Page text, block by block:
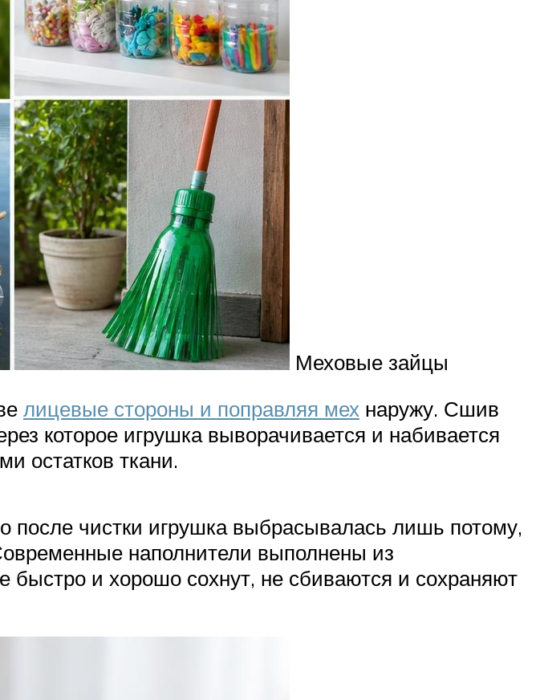
Меховые зайцы
лицевые стороны и поправляя мех наружу. Сшив
которое игрушка выворачивается и набивается
остатков ткани.
после чистки игрушка выбрасывалась лишь потому,
наполнители выполнены из
быстро и хорошо сохнут, не сбиваются и сохраняют